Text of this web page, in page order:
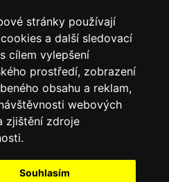
stránky používají
a další sledovací
cílem vylepšení
prostředí, zobrazení
obsahu a reklam,
webových
zjištění zdroje
Souhlasím
Šlapanice, Tento web používá k
návštěvnosti soubory cookie.